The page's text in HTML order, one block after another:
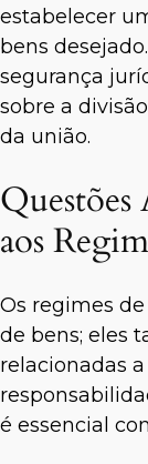
estabelecer
bens
segurança
sobre a
da união.
Questões
aos
Os regimes
de bens; eles
relacionadas
é essencial